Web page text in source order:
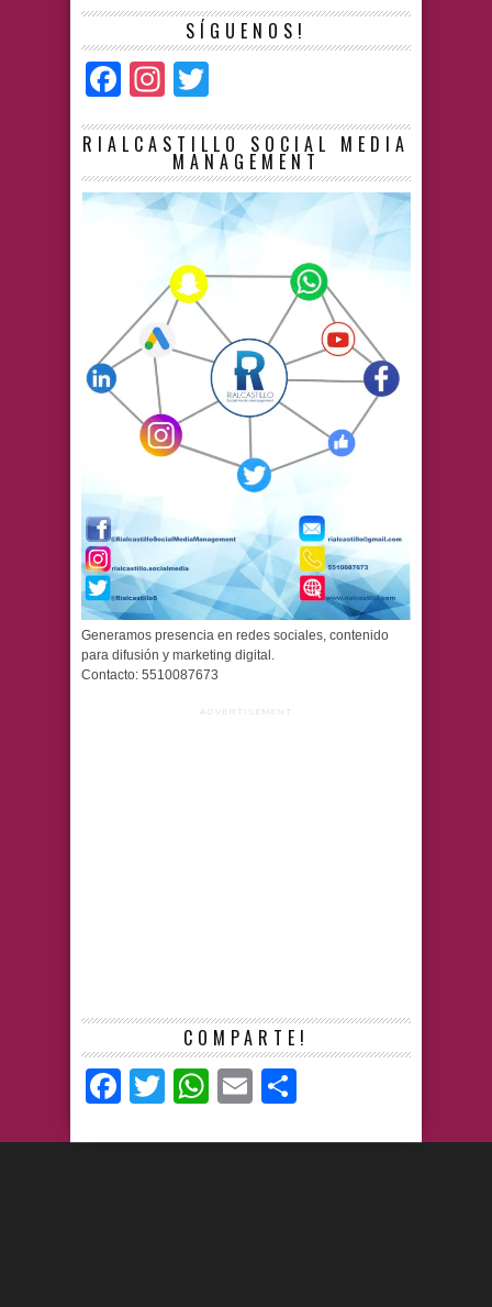
SÍGUENOS!
Facebook
Instagram
RIALCASTILLO SOCIAL MEDIA
MANAGEMENT
Generamos presencia en redes sociales, contenido
para difusión y marketing digital.
Contacto: 5510087673
ADVERTISEMENT
COMPARTE!
Facebook
TwitterWhatsApp
Email